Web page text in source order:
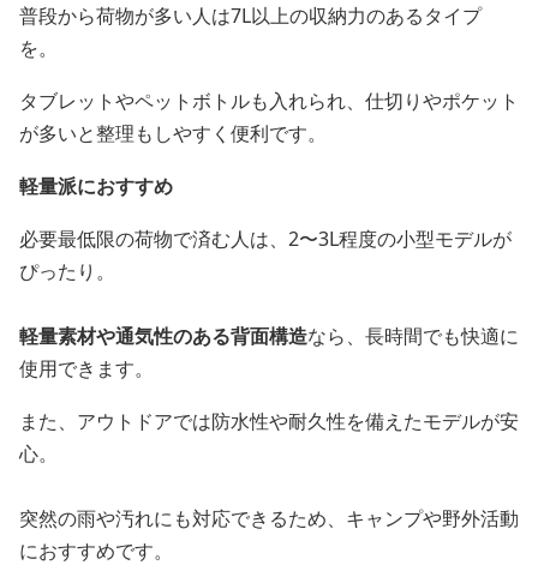
普段から荷物が多い人は7L以上の収納力のあるタイプ
を。
タブレットやペットボトルも入れられ、仕切りやポケット
が多いと整理もしやすく便利です。
軽量派におすすめ
必要最低限の荷物で済む人は、2〜3L程度の小型モデルが
ぴったり。
軽量素材や通気性のある背面構造なら、長時間でも快適に
使用できます。
また、アウトドアでは防水性や耐久性を備えたモデルが安
心。
突然の雨や汚れにも対応できるため、キャンプや野外活動
におすすめです。